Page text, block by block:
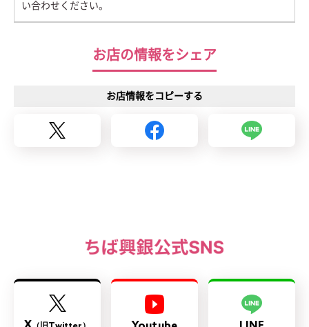
い合わせください。
お店の情報をシェア
お店情報をコピーする